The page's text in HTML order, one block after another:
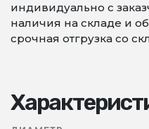
индивидуально с
наличия на складе и
срочная отгрузка со